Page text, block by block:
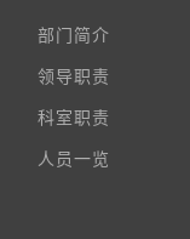
部门简介
领导职责
科室职责
人员一览